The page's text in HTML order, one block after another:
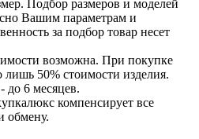
Подбор размеров и моделей
Вашим параметрам и
за подбор товар несет
возможна. При покупке
лишь 50% стоимости изделия.
до 6 месяцев.
компенсирует все
обмену.